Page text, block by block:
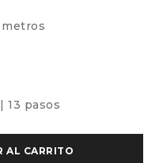
metros
| 13 pasos
AL CARRITO